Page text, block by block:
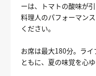
ーは、トマトの酸味が
料理人のパフォーマン
ください。
お席は最大180分。ラ
ともに、夏の味覚を心